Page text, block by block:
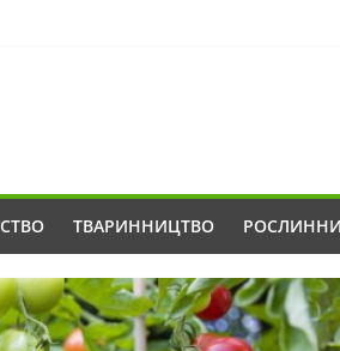
ТВАРИННИЦТВО